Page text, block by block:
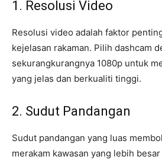
1. Resolusi Video
Resolusi video adalah faktor
kejelasan rakaman. Pilih dashcam
sekurangkurangnya 1080p untuk
yang jelas dan berkualiti tinggi.
2. Sudut Pandangan
Sudut pandangan yang luas
merakam kawasan yang lebih